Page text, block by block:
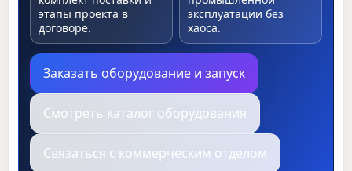
этапы проекта в
договоре.
эксплуатации без
хаоса.
Заказать оборудование и запуск
Смотреть каталог оборудования
Связаться с коммерческим отделом